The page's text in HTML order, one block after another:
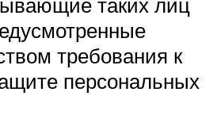
требования к
персональных